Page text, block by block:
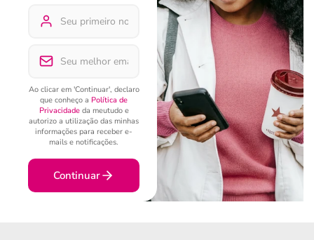
Ao clicar em 'Continuar', declaro
que conheço a Política de
Privacidadeda meutudo e
autorizo a utilização das minhas
informações para receber e-
mails e notificações.
Continuar